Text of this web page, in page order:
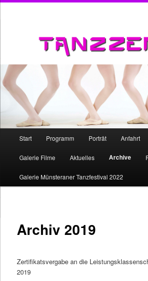
Zum
primären
Inhalt
Start Programm Porträt Anfahrt
Galerie Filme Aktuelles Archive
Galerie Münsteraner Tanzfestival 2022
Archiv 2019
Zertifikatsvergabe an die
2019